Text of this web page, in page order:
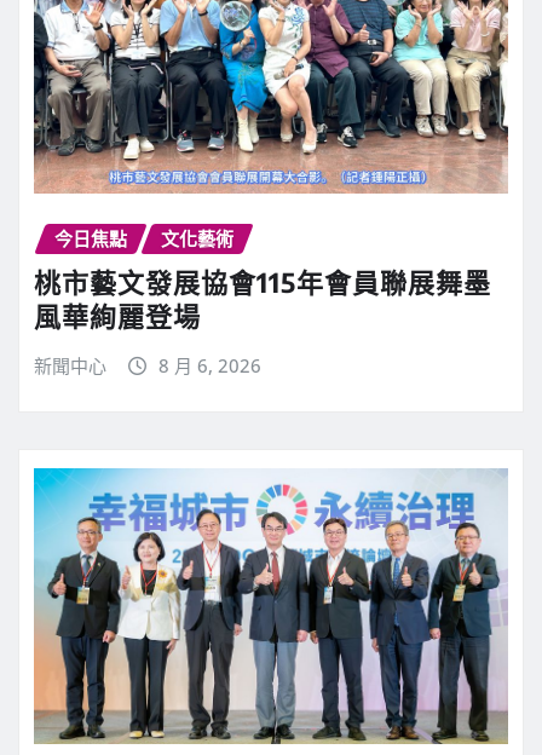
今日焦點 文化藝術
桃市藝文發展協會115年會員聯展舞墨
風華絢麗登場
新聞中心 8 月 6, 2026